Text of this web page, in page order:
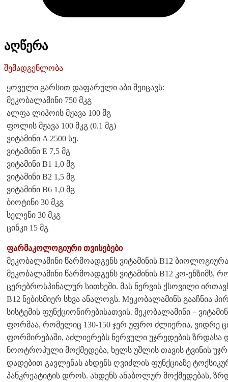
აღწერა
შემადგენლობა
ყოველი გარსით დაფარული აბი შეიცავს:
მეკობალამინი 750 მკგ
ალფა ლიპოის მჟავა 100 მგ
ფოლის მჟავა 100 მკგ (0.1 მგ)
ვიტამინი A 2500 სე.
ვიტამინი E 7,5 მგ
ვიტამინი B1 1,0 მგ
ვიტამინი B2 1,5 მგ
ვიტამინი B6 1,0 მგ
ბიოტინი 30 მკგ
სელენი 30 მკგ
ცინკი 15 მგ
ფარმაკოლოგიური თვისებები
მეკობალამინი წარმოადგენს ვიტამინის B12
მეკობალამინი წარმოადგენს ვიტამინის B12 კო-ენზიმს,
ცერებროსპინალურ სითხეში. მას ნერვის ქსოვილი
B12 ნებისმიერ სხვა ანალოგს. Mეკობალამინს გააჩნია
სისტემის ფუნქციონირებისათვის. მეკობალამინი –
ფორმაა, რომელიც 130-150 ჯერ უფრო ძლიერია, ვიდრე
ფორმირებაში, აძლიერებს ნერვული უჯრედების ზრდასა
ნოოტროპული მოქმედება, ხელს უშლის თავის ტვინის
დადებით გავლენას ახდენს ღვიძლის ფუნქციაზე
პანკრეატიტის დროს. ახდენს ანაბოლურ მოქმედებას,